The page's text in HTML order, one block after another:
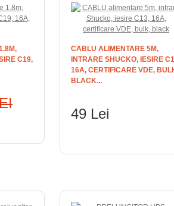
C19,
CABLU ALIMENTARE 5M,
INTRARE SHUCKO, IESIRE
16A, CERTIFICARE VDE,
BLACK...
49 Lei